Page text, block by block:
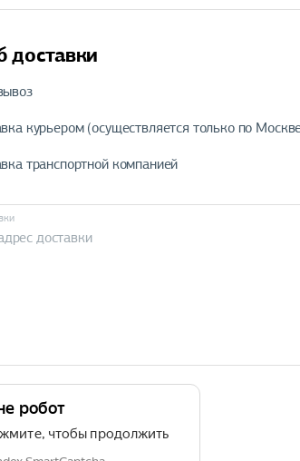
доставки
курьером (осуществляется только по
транспортной компанией